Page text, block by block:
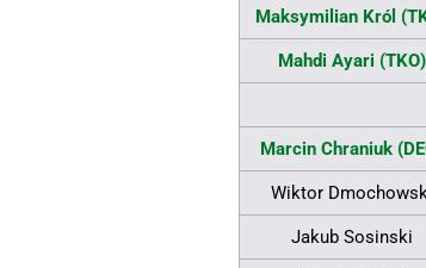
Maksymilian Król
Mahdi Ayari (TKO)
Marcin Chraniuk
Wiktor
Jakub Sosinski